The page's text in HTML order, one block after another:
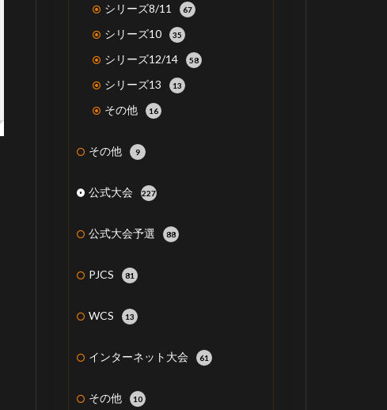
シリーズ8/11 67
シリーズ10 35
シリーズ12/14 58
シリーズ13 13
その他 16
その他 9
公式大会 227
公式大会予選 88
PJCS 81
WCS 13
インターネット大会 61
その他 10